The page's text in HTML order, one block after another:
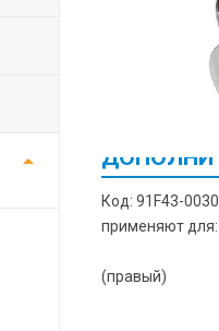

Код: 91F43-
применяют для:
(правый)